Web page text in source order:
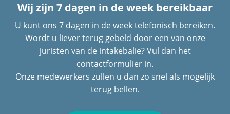
Wij zijn 7 dagen in de week bereikbaar
U kunt ons 7 dagen in de week telefonisch bereiken.
Wordt u liever terug gebeld door een van onze
juristen van de intakebalie? Vul dan het
contactformulier in.
Onze medewerkers zullen u dan zo snel als mogelijk
terug bellen.